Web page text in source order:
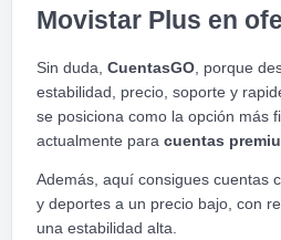
Movistar Plus en
Sin duda, CuentasGO , porque
estabilidad, precio, soporte y
se posiciona como la opción más
actualmente para cuentas
Además, aquí consigues cuentas
y deportes a un precio bajo, con
una estabilidad alta.